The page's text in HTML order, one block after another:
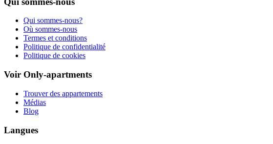
Qui sommes-nous?
Où sommes-nous
Termes et conditions
Politique de confidentialité
Politique de cookies
Voir Only-apartments
Trouver des appartements
Médias
Blog
Langues